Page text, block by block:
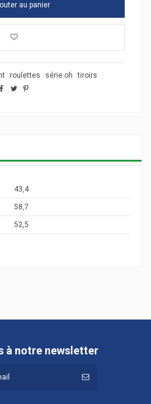
au panier
roulettes série oh tiroirs
43,4
58,7
52,5
à notre newsletter